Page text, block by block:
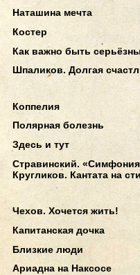
Наташина мечта
Костер
Как важно быть
Шпаликов. Долгая
Коппелия
Полярная болезнь
Здесь и тут
Стравинский.
Кругликов. Кантата на
Чехов. Хочется жить!
Капитанская дочка
Близкие люди
Ариадна на Наксосе